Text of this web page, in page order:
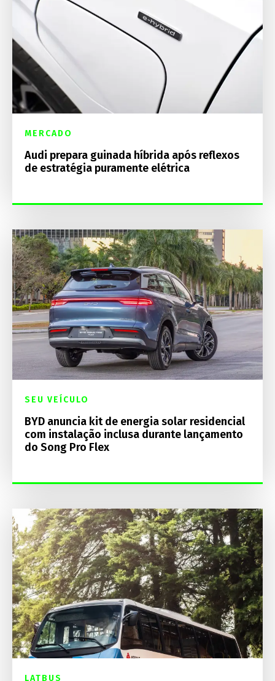
MERCADO
Audi prepara guinada híbrida após reflexos
de estratégia puramente elétrica
SEU VEÍCULO
BYD anuncia kit de energia solar residencial
com instalação inclusa durante lançamento
do Song Pro Flex
LATBUS